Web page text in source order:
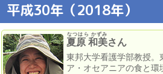
平成30年（2018年）
夏原 和美
なつはら かずみ
さん
東邦大学看護学部教授。
ア・オセアニアの食と環